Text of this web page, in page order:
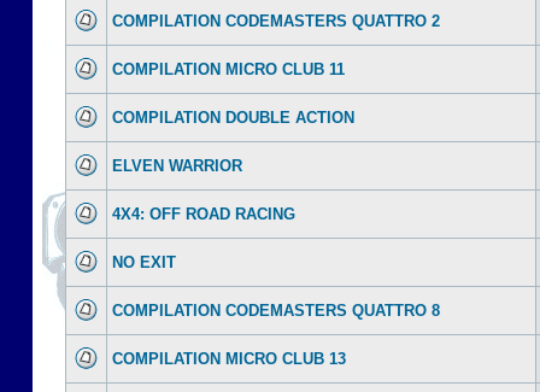
COMPILATION CODEMASTERS QUATTRO 2
COMPILATION MICRO CLUB 11
COMPILATION DOUBLE ACTION
ELVEN WARRIOR
4X4: OFF ROAD RACING
NO EXIT
COMPILATION CODEMASTERS QUATTRO 8
COMPILATION MICRO CLUB 13